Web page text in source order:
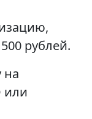
рублей.
на
или